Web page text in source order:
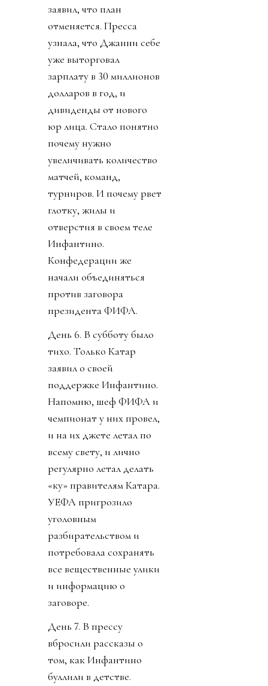
заявил, что план
отменяется. Пресса
узнала, что Джанни себе
уже выторговал
зарплату в 30 миллионов
долларов в год, и
дивиденды от нового
юр лица. Стало понятно
почему нужно
увеличивать количество
матчей, команд,
турниров. И почему рвет
глотку, жилы и
отверстия в своем теле
Инфантино.
Конфедерации же
начали объединяться
против заговора
президента ФИФА.
День 6. В субботу было
тихо. Только Катар
заявил о своей
поддержке Инфантино.
Напомню, шеф ФИФА и
чемпионат у них провел,
и на их джете летал по
всему свету, и лично
регулярно летал делать
«ку» правителям Катара.
УЕФА пригрозило
уголовным
разбирательством и
потребовала сохранять
все вещественные улики
и информацию о
заговоре.
День 7. В прессу
вбросили рассказы о
том, как Инфантино
буллили в детстве.